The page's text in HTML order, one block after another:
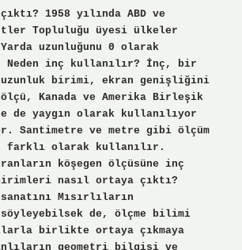
1958 yılında ABD ve
Topluluğu üyesi ülkeler
uzunluğunu 0 olarak
inç kullanılır? İnç, bir
uzunluk birimi, ekran genişliğini
Kanada ve Amerika Birleşik
de yaygın olarak kullanılıyor
Santimetre ve metre gibi ölçüm
farklı olarak kullanılır.
köşegen ölçüsüne inç
nasıl ortaya çıktı?
Mısırlıların
de, ölçme bilimi
birlikte ortaya çıkmaya
geometri bilgisi ve